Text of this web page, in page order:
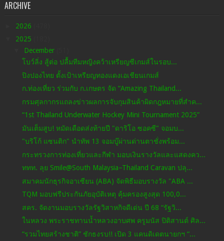
ARCHIVE
2026
2025
December
โบว์ลิ่ง สู้ต่อ ปลื้มทีมหญิงคว้าเหรียญซีเกมส์ในรอบ...
ปิงปองไทย ตั้งเป้าเหรียญทองแดงเอเชียนเกมส์
ก.ท่องเที่ยว ร่วมกับ ก.เกษตร จัด “Amazing Thailand...
กรมศุลกากรแถลงข่าวผลการจับกุมสินค้าผิดกฎหมายที่สำค...
“1st Thailand Underwater Hockey Mini Tournament 2025”
มันเต็มสูบ! หมัดเดือดส่งท้ายปี "ดาริโอ ซอคซี" จอมบ...
"บริโก้ แซนติก" นำทัพ 13 จอมบู๊ผ่านด่านตาชั่งพร้อม...
กระทรวงการท่องเที่ยวและกีฬา มอบเงินรางวัลและแสดงคว...
ททท. ลุย Smile@South Malaysia–Thailand Caravan ปลุ...
สมาคมนักธุรกิจอาเซียน (ABA) จัดพิธีมอบรางวัล "ABA ...
TQM มอบฟรีประกันภัยอุบัติเหตุ คุ้มครองสูงสุด 100,0...
สคร. จัดงานมอบรางวัลรัฐวิสาหกิจดีเด่น ปี 68 “รัฐวิ...
ในหลวง พระราชทานน้ำหลวงอาบศพ ครูมนัส ปิติสานต์ ศิล...
“รวมไทยสร้างชาติ” ชักธงรบ!! เปิด 3 แคนดิเดตนายกฯ “...